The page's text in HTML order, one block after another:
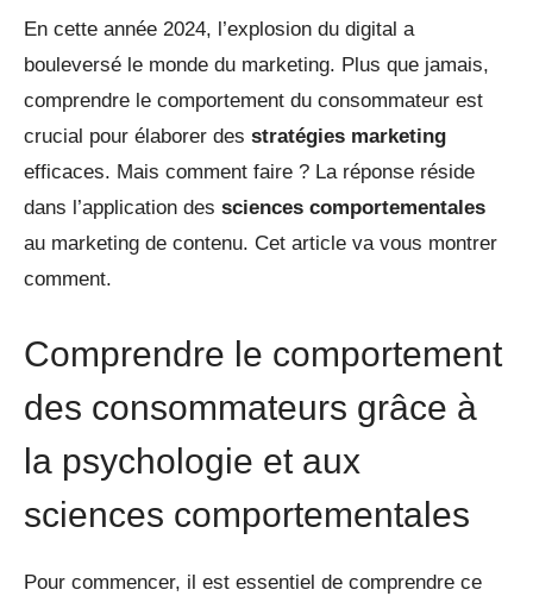
En cette année 2024, l’explosion du digital a
bouleversé le monde du marketing. Plus que jamais,
comprendre le comportement du consommateur est
crucial pour élaborer des stratégies marketing
efficaces. Mais comment faire ? La réponse réside
dans l’application des sciences comportementales
au marketing de contenu. Cet article va vous montrer
comment.
Comprendre le comportement
des consommateurs grâce à
la psychologie et aux
sciences comportementales
Pour commencer, il est essentiel de comprendre ce